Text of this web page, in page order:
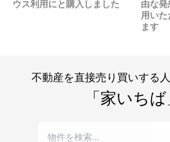
ウス利用にと購入しました
由な
用い
ます
不動産を直接売り買いする
「家いちば